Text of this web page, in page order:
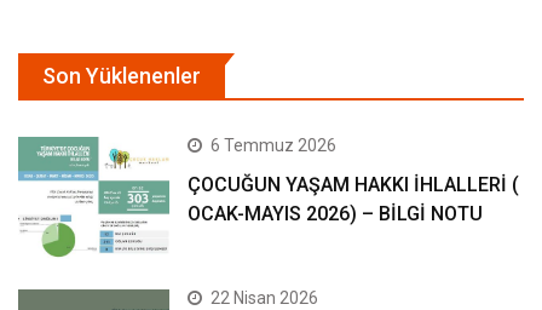
Son Yüklenenler
6 Temmuz 2026
ÇOCUĞUN YAŞAM HAKKI İHLALLERİ (
OCAK-MAYIS 2026) – BİLGİ NOTU
22 Nisan 2026